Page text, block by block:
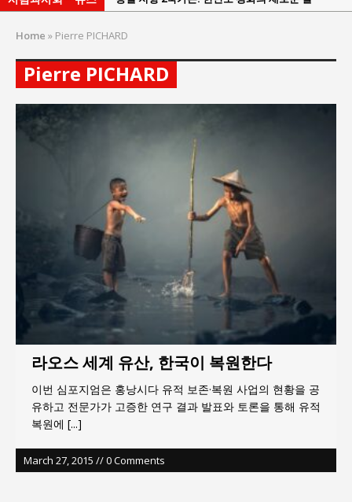
세미나 개최
서효석 충청향우회중앙회 총재 취임 논란 확산
“7월 1일 의장 선출은 ‘위법’이다”
“엄마의 절박함과 ‘실무형 정치인’으로 생활정치 실
현”
김종대, “현대전, 강한 군대도 약해질 수 있다”
이홍원 작가, 생활문화상품 4종 판매
통일 지향 2국가론: 한반도 평화의 새로운 길
Home » Pierre PICHARD
Pierre PICHARD
라오스 세계 유산, 한국이 복원한다
이번 심포지엄은 홍낭시다 유적 보존·복원 사업의 현황을 공
유하고 전문가가 고증한 연구 결과 발표와 토론을 통해 유적
복원에 [...]
March 27, 2015 // 0 Comments